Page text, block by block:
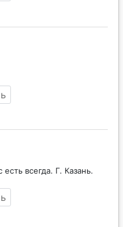
всегда. Г. Казань.